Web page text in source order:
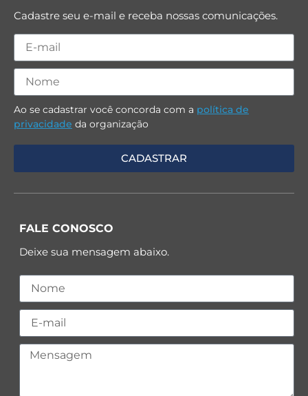
Cadastre seu e-mail e receba nossas comunicações.
Ao se cadastrar você concorda com a política de
privacidade da organização
FALE CONOSCO
Deixe sua mensagem abaixo.